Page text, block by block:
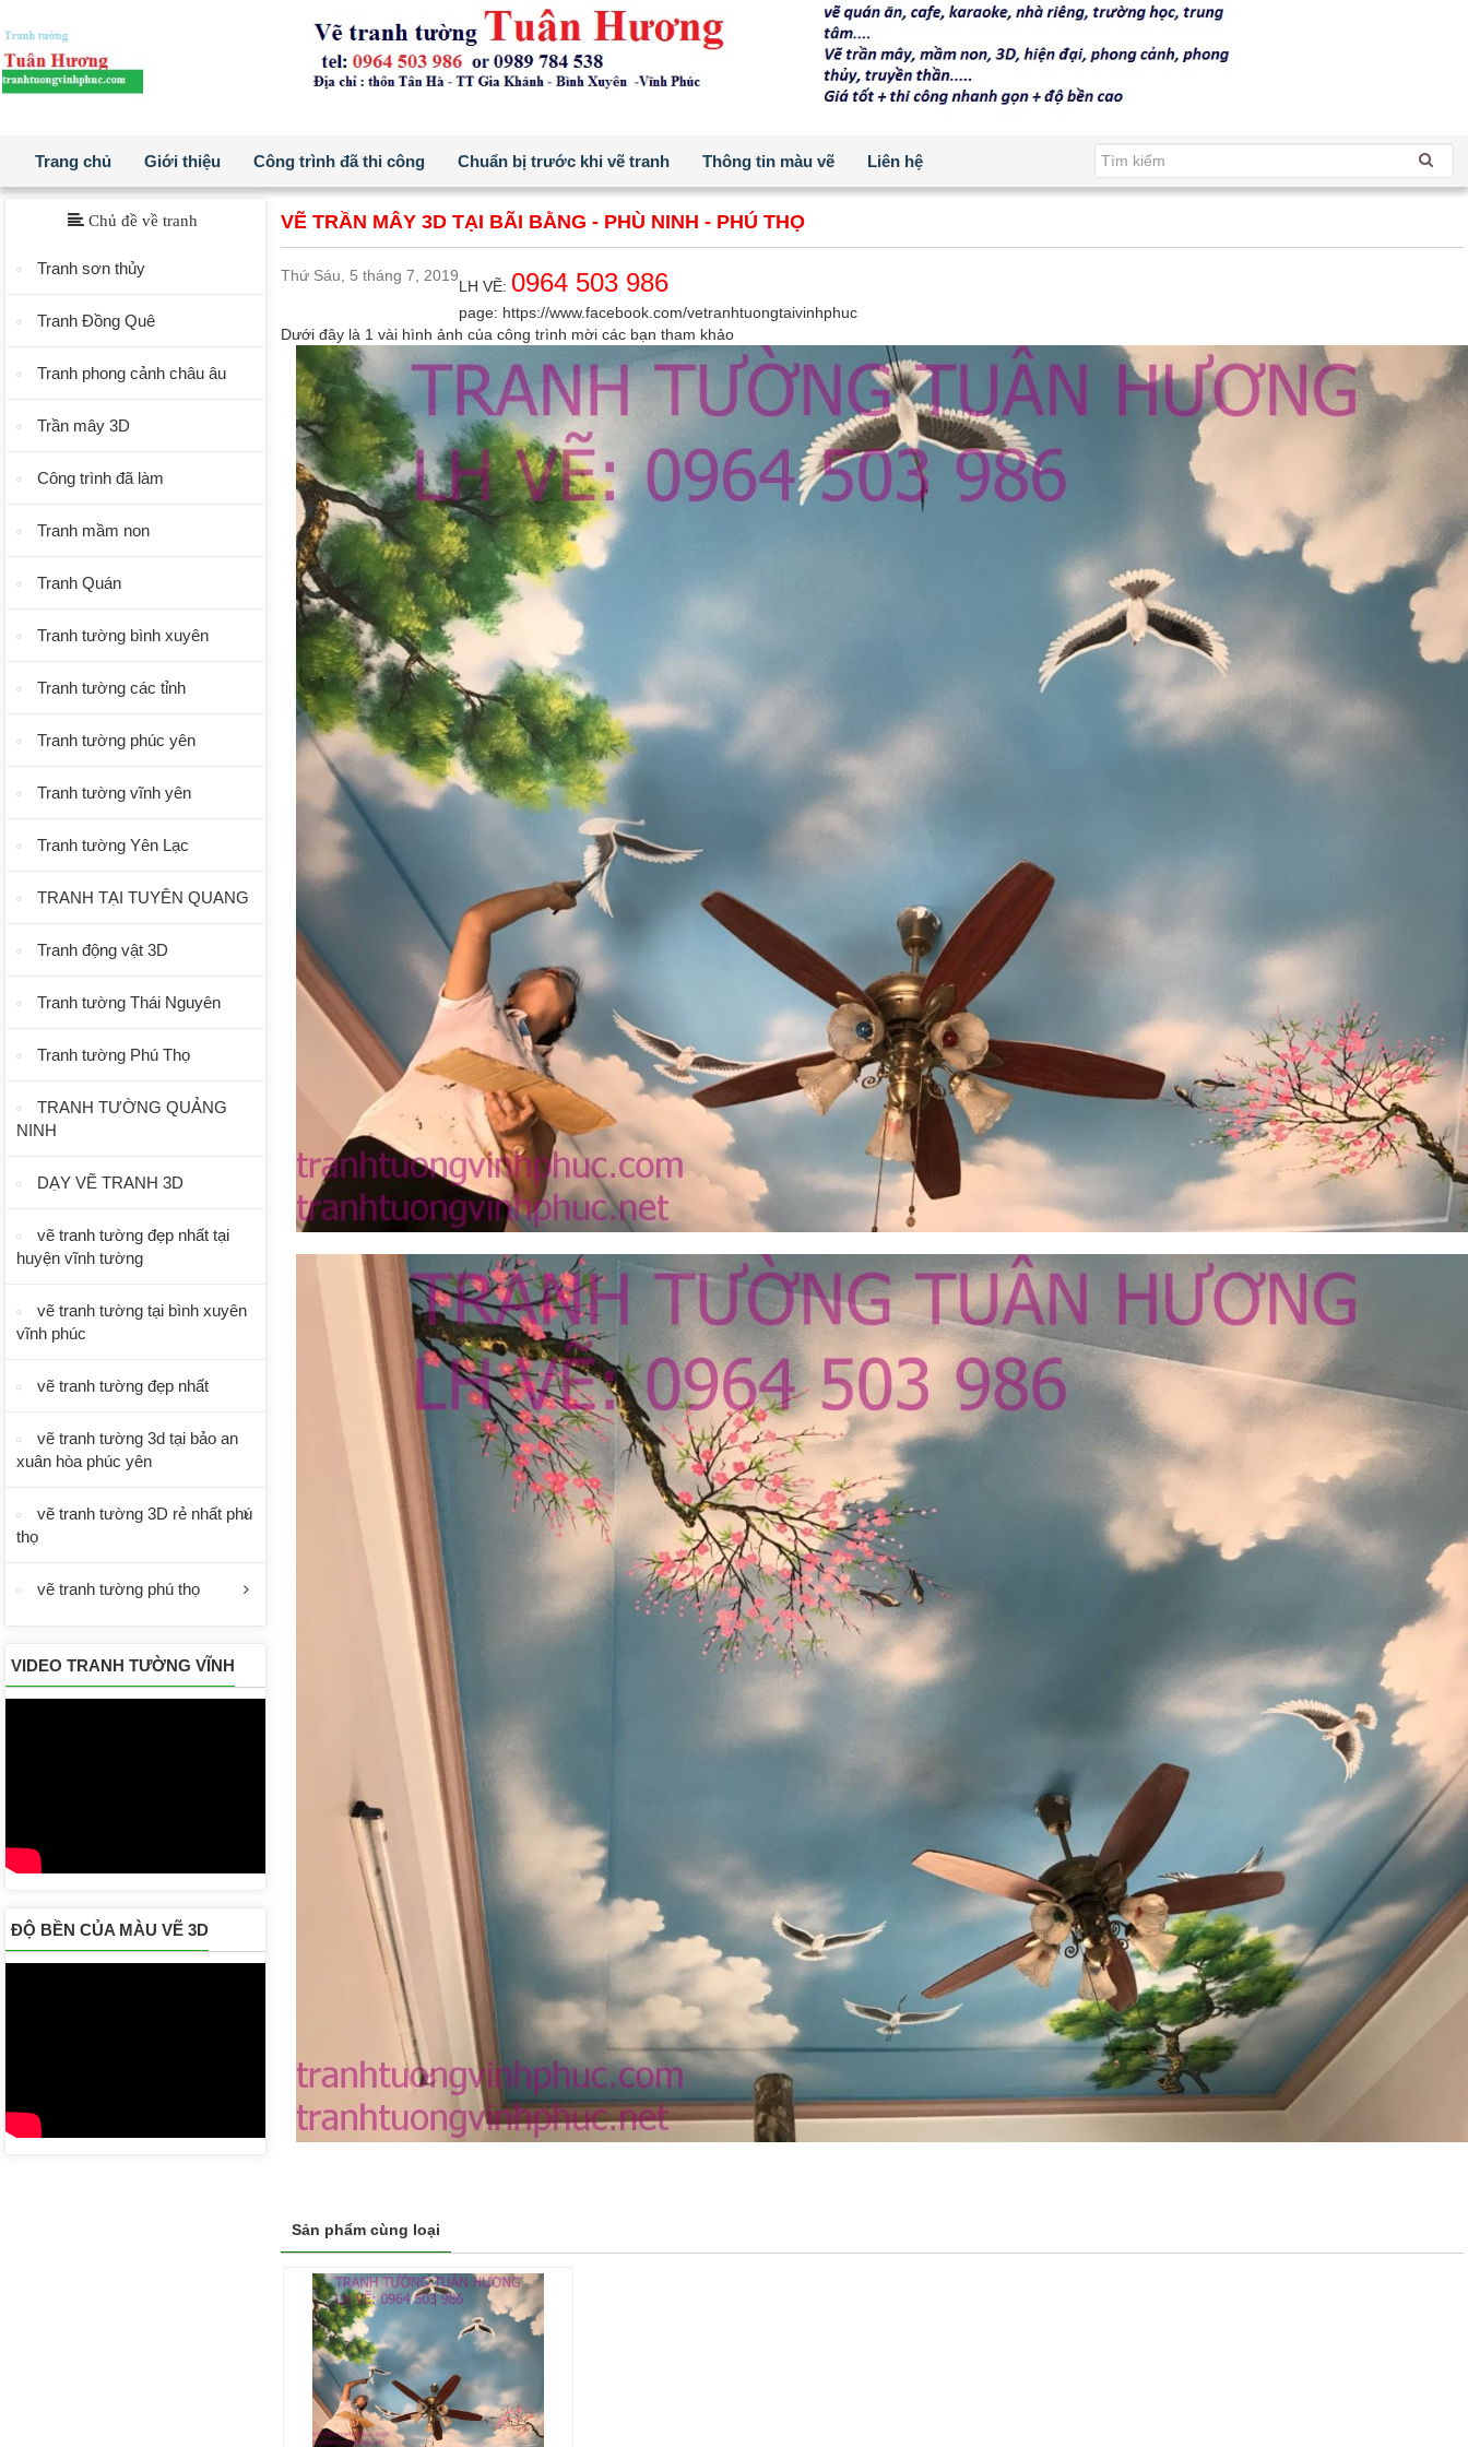
Trang chủ Giới thiệu Công trình đã thi công Chuẩn bị trước khi vẽ tranh Thông tin màu vẽ Liên hệ
VẼ TRẦN MÂY 3D TẠI BÃI BẰNG - PHÙ NINH - PHÚ THỌ
Thứ Sáu, 5 tháng 7, 2019
LH VẼ: 0964 503 986
page: https://www.facebook.com/vetranhtuongtaivinhphuc
Dưới đây là 1 vài hình ảnh của công trình mời các bạn tham khảo
Sản phẩm cùng loại
Chủ đề về tranh
Tranh sơn thủy
Tranh Đồng Quê
Tranh phong cảnh châu âu
Trần mây 3D
Công trình đã làm
Tranh mầm non
Tranh Quán
Tranh tường bình xuyên
Tranh tường các tỉnh
Tranh tường phúc yên
Tranh tường vĩnh yên
Tranh tường Yên Lạc
TRANH TẠI TUYÊN QUANG
Tranh động vật 3D
Tranh tường Thái Nguyên
Tranh tường Phú Thọ
TRANH TƯỜNG QUẢNG
NINH
DẠY VẼ TRANH 3D
vẽ tranh tường đẹp nhất tại
huyện vĩnh tường
vẽ tranh tường tại bình xuyên
vĩnh phúc
vẽ tranh tường đẹp nhất
vẽ tranh tường 3d tại bảo an
xuân hòa phúc yên
vẽ tranh tường 3D rẻ nhất phú
thọ
vẽ tranh tường phú thọ
VIDEO TRANH TƯỜNG VĨNH
ĐỘ BỀN CỦA MÀU VẼ 3D